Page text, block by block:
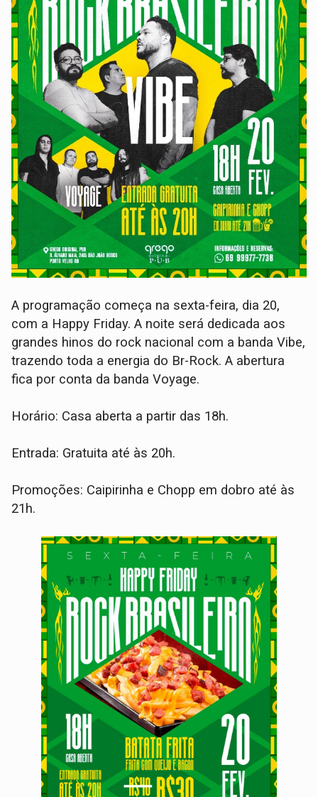
A programação começa na sexta-feira, dia 20,
com a Happy Friday. A noite será dedicada aos
grandes hinos do rock nacional com a banda Vibe,
trazendo toda a energia do Br-Rock. A abertura
fica por conta da banda Voyage.
Horário: Casa aberta a partir das 18h.
Entrada: Gratuita até às 20h.
Promoções: Caipirinha e Chopp em dobro até às
21h.